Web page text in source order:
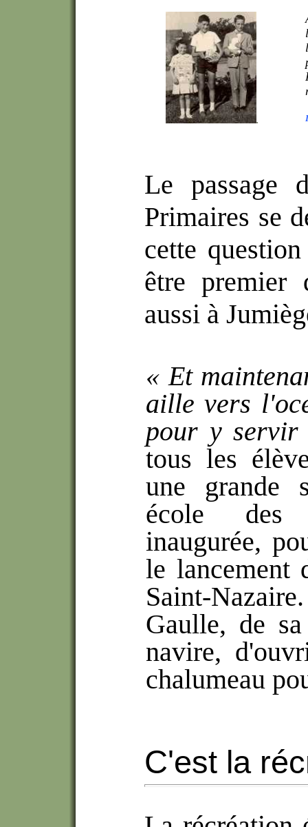
.
Le passage
Primaires se
cette
être premier
aussi à
« Et
aille vers
pour y
tous les
une grande
école des
inaugurée,
le lancement
Saint-
Gaulle, de
navire,
chalumeau
C'est la